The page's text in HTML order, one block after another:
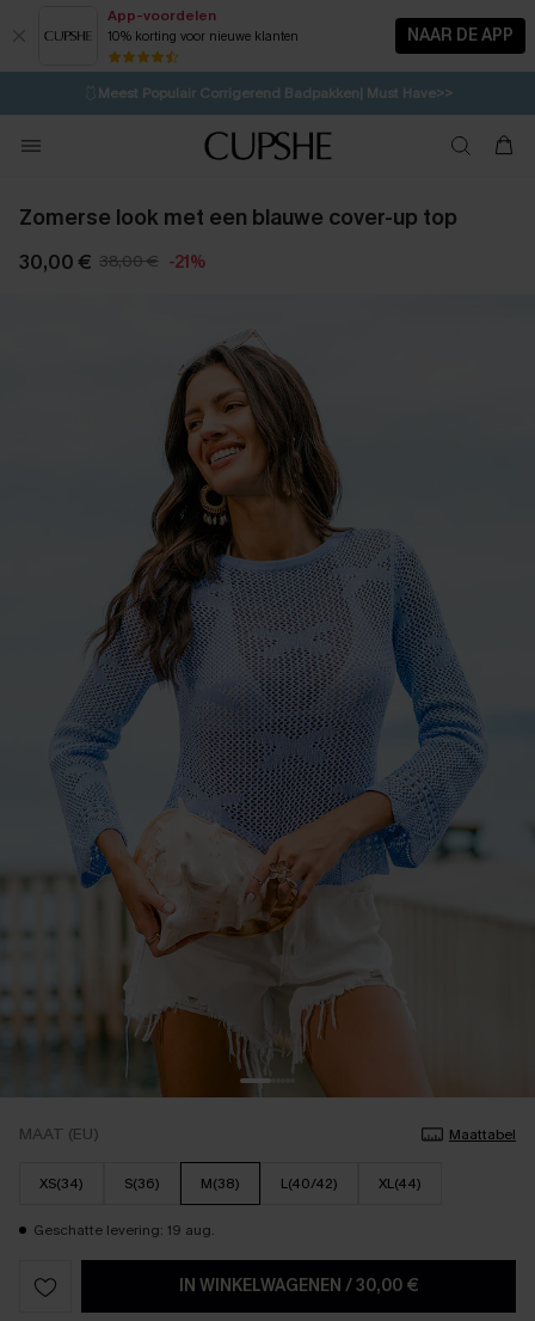
App-voordelen
10% korting voor nieuwe klanten NAAR DE APP
⚡️LAATSTE KANS | Tot 50% korting>>
🩱Meest Populair Corrigerend Badpakken| Must Have>>
💌Abonneer je & ontvang tot 15% korting>>
Koop 3, krijg 15% korting | CODE: SW15
Zomerse look met een blauwe cover-up top
30,00 € 38,00 € -21%
MAAT (EU) Maattabel
XS(34) S(36) M(38) L(40/42) XL(44)
Geschatte levering: 19 aug.
IN WINKELWAGENEN /30,00 €